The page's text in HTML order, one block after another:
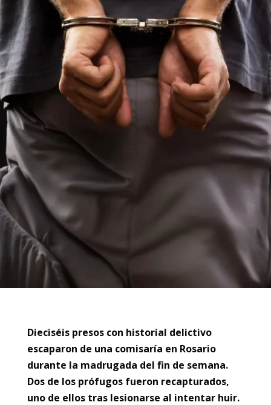
Dieciséis presos con historial delictivo
escaparon de una comisaría en Rosario
durante la madrugada del fin de semana.
Dos de los prófugos fueron recapturados,
uno de ellos tras lesionarse al intentar huir.